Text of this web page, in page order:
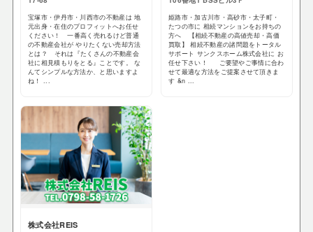
宝塚市・伊丹市・川西市の不動産は 地
元出身・在住のプロフィットへお任せ
ください！ 一番高く売れるけど普通
の不動産会社が やりたくない売却方法
とは？ それは『たくさんの不動産会
社に相見積もりをとる』ことです。 な
んてシンプルな方法か、と思いますよ
ね！ ...
姫路市・加古川市・高砂市・太子町・
たつの市に 相続マンションをお持ちの
方へ 【相続不動産の高値売却・高価
買取】 相続不動産の諸問題をトータル
サポート サンクスホーム株式会社に お
任せ下さい！ ご要望やご事情に合わ
せて最適な方法をご提案させて頂きま
す &n ...
株式会社REIS